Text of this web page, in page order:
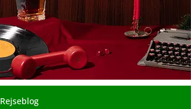
Rejseblog